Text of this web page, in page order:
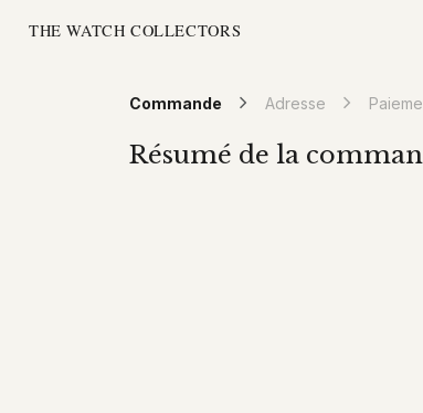
Commande Adresse
Résumé de la